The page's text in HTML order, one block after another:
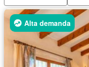
Alta demanda